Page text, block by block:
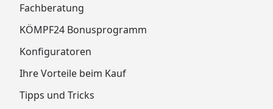
Fachberatung
KÖMPF24 Bonusprogramm
Konfiguratoren
Ihre Vorteile beim Kauf
Tipps und Tricks